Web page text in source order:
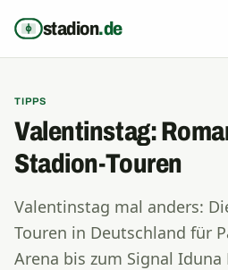
stadion.de
TIPPS
Valentinstag:
Stadion-Touren
Valentinstag mal anders:
Touren in Deutschland für
Arena bis zum Signal Iduna